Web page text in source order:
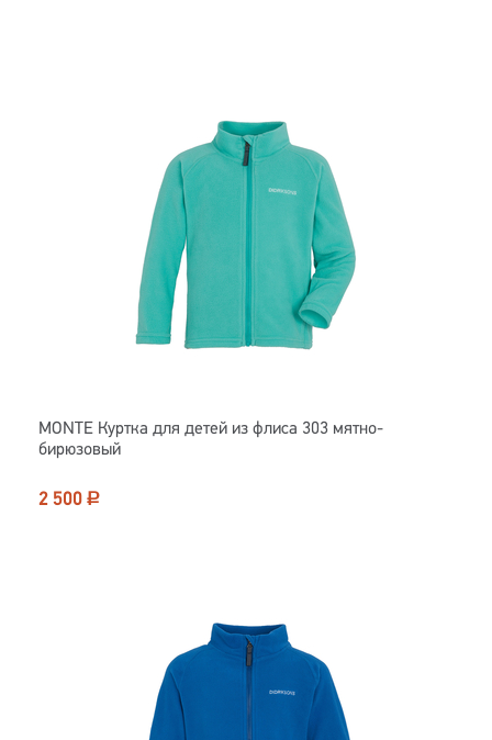
MONTE Куртка для детей из флиса 303 мятно-
бирюзовый
2 500 Р